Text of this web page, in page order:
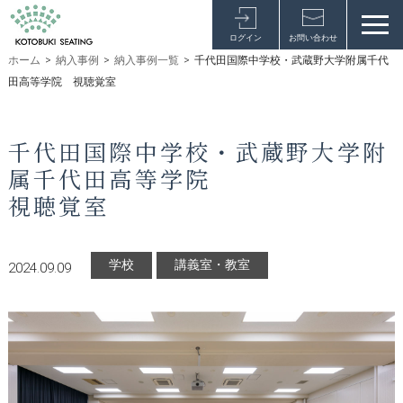
ログイン お問い合わせ
ホーム > 納入事例 > 納入事例一覧 > 千代田国際中学校・武蔵野大学附属千代
田高等学院 視聴覚室
千代田国際中学校・武蔵野大学附
属千代田高等学院
視聴覚室
2024.09.09 学校 講義室・教室